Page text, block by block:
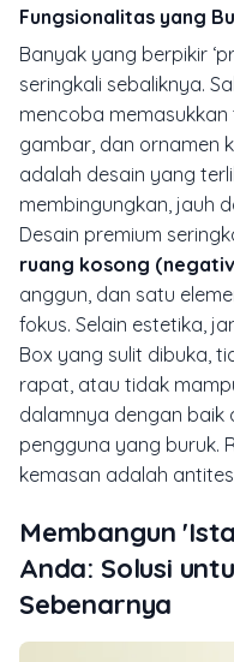
Fungsionalitas yang
Banyak yang berpikir
seringkali sebaliknya.
mencoba
gambar, dan ornamen
adalah desain yang
membingungkan, jauh
Desain premium
ruang kosong (
anggun, dan satu
fokus. Selain estetika,
Box yang sulit dibuka,
rapat, atau tidak
dalamnya dengan baik
pengguna yang buruk.
kemasan adalah
Membangun
Anda: Solusi
Sebenarnya